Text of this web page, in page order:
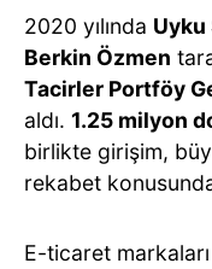
2020 yılında Uyku
Berkin Özmen
Tacirler Portföy
aldı. 1.25 milyon
birlikte girişim,
rekabet
E-ticaret